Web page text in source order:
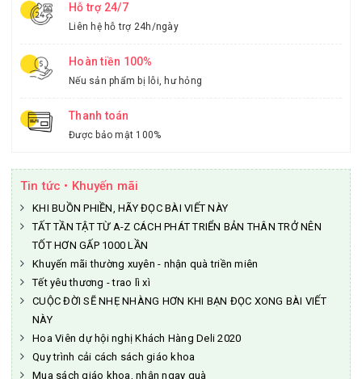
Hỗ trợ 24/7
Liên hệ hỗ trợ 24h/ngày
Hoàn tiền 100%
Nếu sản phẩm bị lỗi, hư hỏng
Thanh toán
Được bảo mật 100%
Tin tức • Khuyến mãi
KHI BUỒN PHIỀN, HÃY ĐỌC BÀI VIẾT NÀY
TẤT TẦN TẬT TỪ A-Z CÁCH PHÁT TRIỂN BẢN THÂN TRỞ NÊN
TỐT HƠN GẤP 1000 LẦN
Khuyến mãi thường xuyên - nhận quà triền miên
Tết yêu thương - trao lì xì
CUỘC ĐỜI SẼ NHẸ NHÀNG HƠN KHI BẠN ĐỌC XONG BÀI VIẾT
NÀY
Hoa Viên dự hội nghị Khách Hàng Deli 2020
Quy trình cải cách sách giáo khoa
Mua sách giáo khoa, nhận ngay quà